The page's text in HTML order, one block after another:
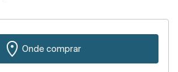
Onde comprar